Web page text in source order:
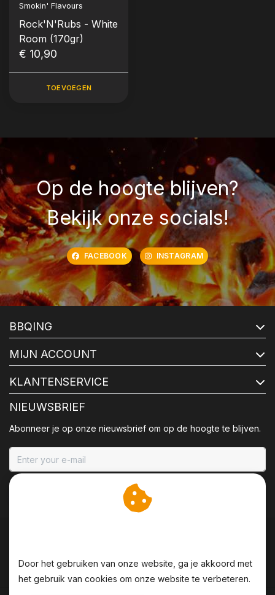
Smokin' Flavours
Rock'N'Rubs - White
Room (170gr)
€ 10,90
TOEVOEGEN
Op de hoogte blijven?
Bekijk onze socials!
FACEBOOK INSTAGRAM
BBQING
MIJN ACCOUNT
KLANTENSERVICE
NIEUWSBRIEF
Abonneer je op onze nieuwsbrief om op de hoogte te blijven.
Door het gebruiken van onze website, ga je akkoord met
het gebruik van cookies om onze website te verbeteren.